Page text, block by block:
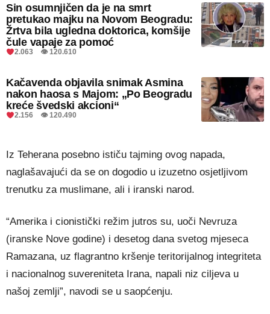
Sin osumnjičen da je na smrt
pretukao majku na Novom Beogradu:
Žrtva bila ugledna doktorica, komšije
čule vapaje za pomoć
2.063 👁 120.610
Kačavenda objavila snimak Asmina
nakon haosa s Majom: „Po Beogradu
kreće švedski akcioni“
2.156 👁 120.490
Iz Teherana posebno ističu tajming ovog napada,
naglašavajući da se on dogodio u izuzetno osjetljivom
trenutku za muslimane, ali i iranski narod.
“Amerika i cionistički režim jutros su, uoči Nevruza
(iranske Nove godine) i desetog dana svetog mjeseca
Ramazana, uz flagrantno kršenje teritorijalnog integriteta
i nacionalnog suvereniteta Irana, napali niz ciljeva u
našoj zemlji”, navodi se u saopćenju.